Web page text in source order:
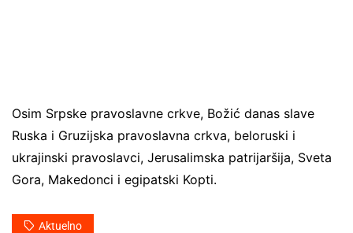
Osim Srpske pravoslavne crkve, Božić danas slave
Ruska i Gruzijska pravoslavna crkva, beloruski i
ukrajinski pravoslavci, Jerusalimska patrijaršija, Sveta
Gora, Makedonci i egipatski Kopti.
Aktuelno